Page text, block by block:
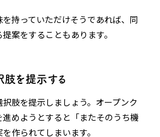
持っていただけそうであれば、同
案をすることもあります。
肢を提示する
肢を提示しましょう。オープンク
めようとすると「またそのうち機
作られてしまいます。